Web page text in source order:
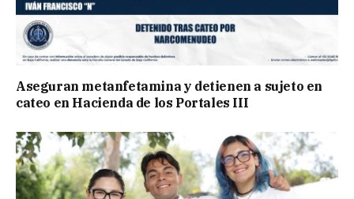
Aseguran metanfetamina y detienen a sujeto en
cateo en Hacienda de los Portales III